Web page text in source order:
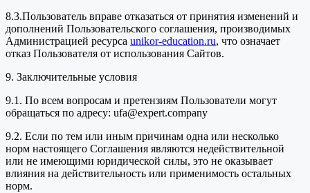
8.3.Пользователь вправе отказаться от принятия изменений и
дополнений Пользовательского соглашения, производимых
Администрацией ресурса unikor-education.ru, что означает
отказ Пользователя от использования Сайтов.
9. Заключительные условия
9.1. По всем вопросам и претензиям Пользователи могут
обращаться по адресу: ufa@expert.company
9.2. Если по тем или иным причинам одна или несколько
норм настоящего Соглашения являются недействительной
или не имеющими юридической силы, это не оказывает
влияния на действительность или применимость остальных
норм.